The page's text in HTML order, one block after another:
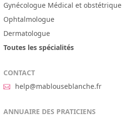
Gynécologue Médical et obstétrique
Ophtalmologue
Dermatologue
Toutes les spécialités
CONTACT
help@mablouseblanche.fr
ANNUAIRE DES PRATICIENS